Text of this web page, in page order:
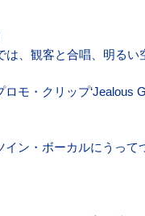
、観客と合唱、明るい
モ・クリップ‘Jealous
ン・ボーカルにうって